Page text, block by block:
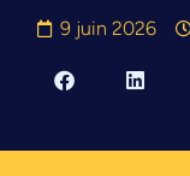
9 juin 2026